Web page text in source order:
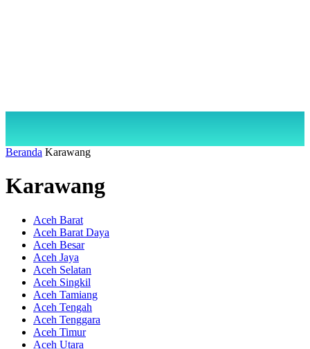
Beranda Karawang
Karawang
Aceh Barat
Aceh Barat Daya
Aceh Besar
Aceh Jaya
Aceh Selatan
Aceh Singkil
Aceh Tamiang
Aceh Tengah
Aceh Tenggara
Aceh Timur
Aceh Utara